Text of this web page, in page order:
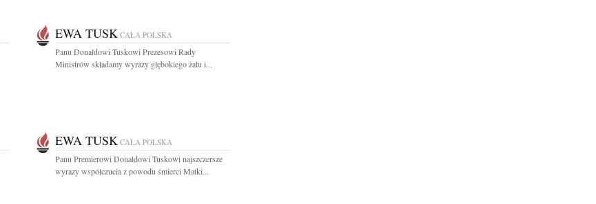
EWA TUSK CAŁA POLSKA
Panu Donaldowi Tuskowi Prezesowi Rady
Ministrów składamy wyrazy głębokiego żalu i...
EWA TUSK CAŁA POLSKA
Panu Premierowi Donaldowi Tuskowi najszczersze
wyrazy współczucia z powodu śmierci Matki...